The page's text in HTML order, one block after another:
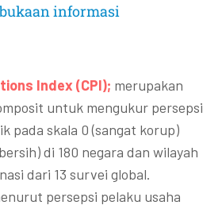
informasi
Index (CPI); merupakan
untuk mengukur persepsi
pada skala 0 (sangat korup)
di 180 negara dan wilayah
dari 13 survei global.
persepsi pelaku usaha